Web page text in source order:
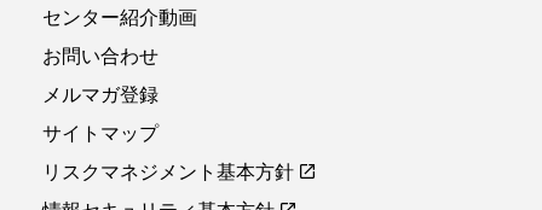
センター紹介動画
お問い合わせ
メルマガ登録
サイトマップ
リスクマネジメント基本方針